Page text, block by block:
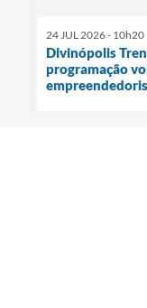
24 JUL 2026 - 10h20
Divinópolis
programação